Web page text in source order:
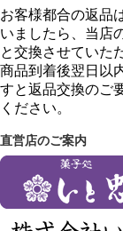
お客様都合の返品
いましたら、当店
と交換させていた
商品到着後翌日以
すと返品交換のご
ください。
直営店のご案内